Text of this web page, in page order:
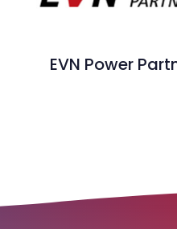
EVN Power